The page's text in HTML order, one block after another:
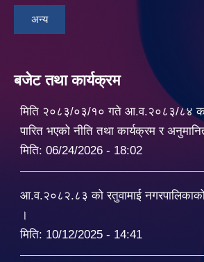
अन्य
बजेट तथा कार्यक्रम
मिति २०८३/०३/१० गते आ.व.२०८३/८४ का
पारित भएको नीति तथा कार्यक्रम र
मिति: 06/24/2026 - 18:02
आ.व.२०८२.८३ को रतुवामाई नगरपालिकाको
।
मिति: 10/12/2025 - 14:41